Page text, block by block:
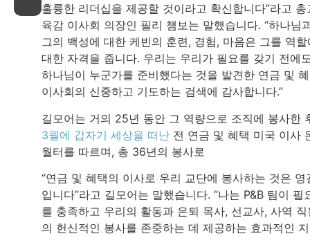
훌륭한 리더십을 제공할 것이라고 확신합니다”라고 총
육감 이사회 의장인 필리 챔보는 말했습니다. “하나님
그의 백성에 대한 케빈의 훈련, 경험, 마음은 그를 역할
대한 자격을 줍니다. 우리는 우리가 필요를 갖기 전에
하나님이 누군가를 준비했다는 것을 발견한 연금 및
이사회의 신중하고 기도하는 검색에 감사합니다.”
길모어는 거의 25년 동안 그 역량으로 조직에 봉사한
3월에 갑자기 세상을 떠난 전 연금 및 혜택 미국 이사
월터를 따르며, 총 36년의 봉사로
“연금 및 혜택의 이사로 우리 교단에 봉사하는 것은 영
입니다”라고 길모어는 말했습니다. “나는 P&B 팀이 필
를 충족하고 우리의 활동과 은퇴 목사, 선교사, 사역 직
의 헌신적인 봉사를 존중하는 데 제공하는 효과적인